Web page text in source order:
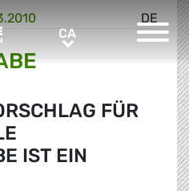
CACA
DE
FÜR
IST EIN